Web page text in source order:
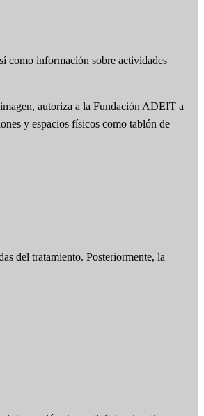
como información sobre actividades
autoriza a la Fundación ADEIT a
y espacios físicos como tablón de
del tratamiento. Posteriormente, la